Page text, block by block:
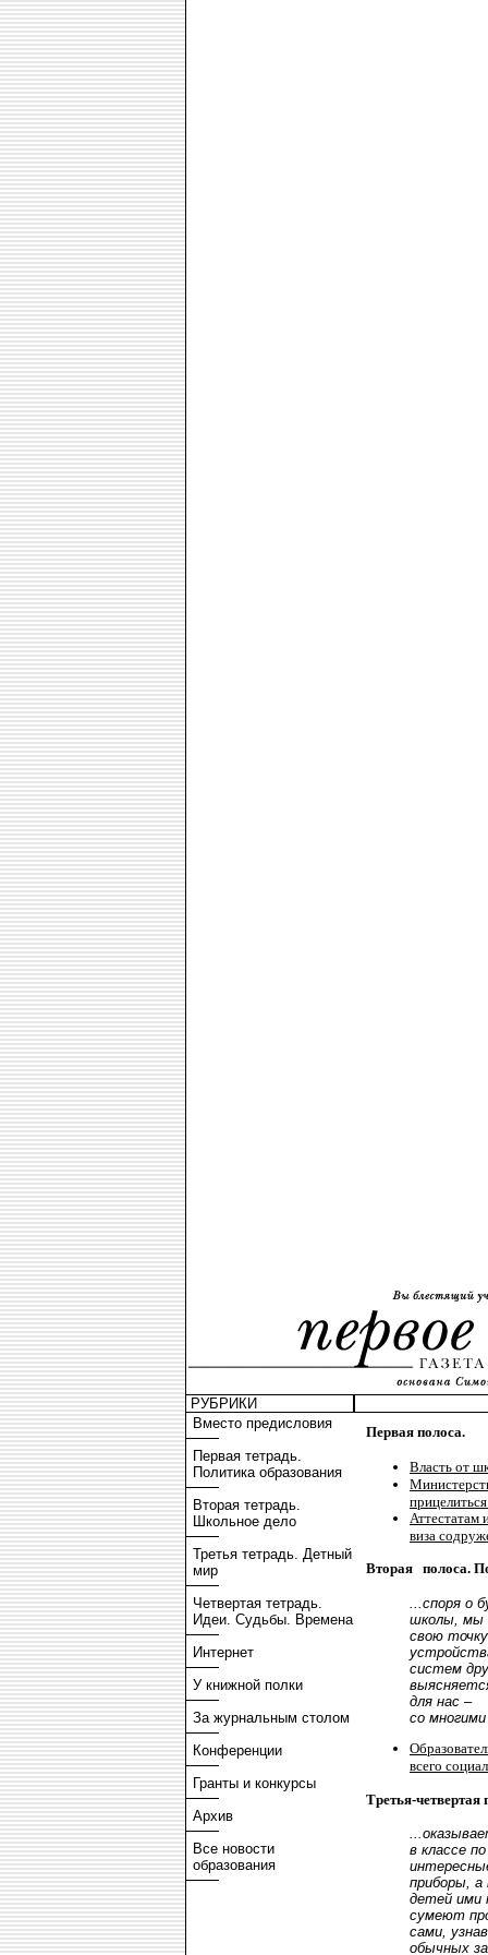
РУБРИКИ
Вместо предисловия
Первая тетрадь.
Политика образования
Вторая тетрадь.
Школьное дело
Третья тетрадь. Детный
мир
Четвертая тетрадь.
Идеи. Судьбы. Времена
Интернет
У книжной полки
За журнальным столом
Конференции
Гранты и конкурсы
Архив
Все новости
образования
Первая полоса.
Власть от
виза
Вторая полоса.
...споря о
школы, мы
свою
систем
для нас –
со
всего
Третья-
в классе
приборы,
детей ими
сумеют
сами,
обычных